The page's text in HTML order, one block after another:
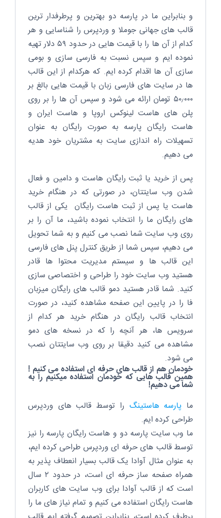
و بنابراین ما در پارسه دو بهترین و پرطرفدار ترین
قالب های جهانی جوملا و وردپرس را شناسایی و هر
کدام از آن ها را با قیمت هایی در حدود ۵۹ دلار تهیه
نموده ایم و سپس نسبت به فارسی سازی و بومی
سازی آن ها اقدام کرده ایم. که هرکدام از این قالب
ها در سایت های فارسی زبان با قیمت هایی بالغ بر
۵۰٫۰۰۰ تومان ارائه می شود و سپس آن ها را بر روی
پلن های هاست لینوکس اروپا و هاست ایران و
هاست رایگان پارسه به صورت رایگان به عنوان
تسهیلات راه اندازی سایت به مشتریان خود هدیه
می دهیم.
پس از خرید یا ثبت رایگان هاست و دامین و فعال
شدن وب سایتتان، در صورتی که در هنگام خرید
هاست یا پس از ثبت هاست رایگان یکی از قالب
های رایگان ما را انتخاب نموده باشید، ما آن را بر
روی وب سایت شما نصب می کنیم و به شما تحویل
می دهیم، سپس شما از طریق کنترل پنل های فارسی
این قالب ها و سیستم مدیریت محتوا ها قادر
هستید وب سایت خود را طراحی و اختصاصی سازی
کنید. شما قادر هستید دمو قالب های رایگان میزبان
فا را در پایین این صفحه مشاهده کنید، در صورت
انتخاب قالب رایگان در هنگام خرید هر کدام از
سرویس ها، هر آنچه را که در نسخه های دمو
مشاهده می کنید دقیقا بر روی وب سایتتان نصب
می شود.
خودمان هم از قالب های حرفه ای استفاده می کنیم !
همین قالب هایی که خودمان استفاده میکنیم را به
شما می دهیم!
ما پارسه هاستینگ را توسط قالب های وردپرس
طراحی کرده ایم.
ما وب سایت پارسه دو و هاست رایگان پارسه را نیز
توسط قالب های حرفه ای وردپرس طراحی کرده ایم،
به عنوان مثال آوادا یک قالب بسیار انعطاف پذیر به
همراه صفحه ساز حرفه ای است، در حدود ۲ سال
است که از قالب آوادا برای وب سایت های کاربران
هاست رایگان استفاده می کنیم و تمام نیاز های ما را